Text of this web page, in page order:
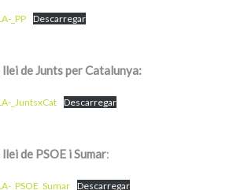
_PP Descarregar
de Junts per Catalunya:
_JuntsxCat Descarregar
de PSOE i Sumar:
_PSOE_Sumar Descarregar